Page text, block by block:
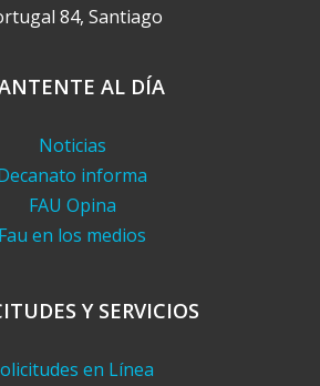
84, Santiago
AL DÍA
Noticias
informa
FAU Opina
Fau en los medios
Y SERVICIOS
en Línea